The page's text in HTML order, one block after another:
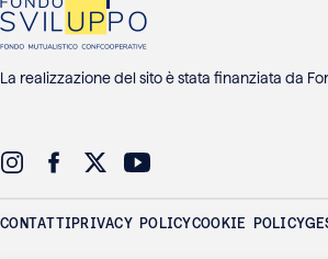
La realizzazione del sito è stata finanziata da
CONTATTI PRIVACY POLICYCOOKIE POLICY